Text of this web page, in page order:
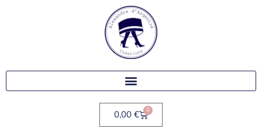
0,00 € 0